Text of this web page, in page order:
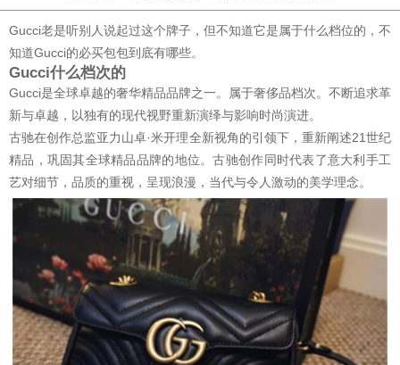
Gucci老是听别人说起过这个牌子，但不知道它是属于什么档位的，不
知道Gucci的必买包包到底有哪些。
Gucci什么档次的
Gucci是全球卓越的奢华精品品牌之一。属于奢侈品档次。不断追求革
新与卓越，以独有的现代视野重新演绎与影响时尚演进。
古驰在创作总监亚力山卓·米开理全新视角的引领下，重新阐述21世纪
精品，巩固其全球精品品牌的地位。古驰创作同时代表了意大利手工
艺对细节，品质的重视，呈现浪漫，当代与令人激动的美学理念。